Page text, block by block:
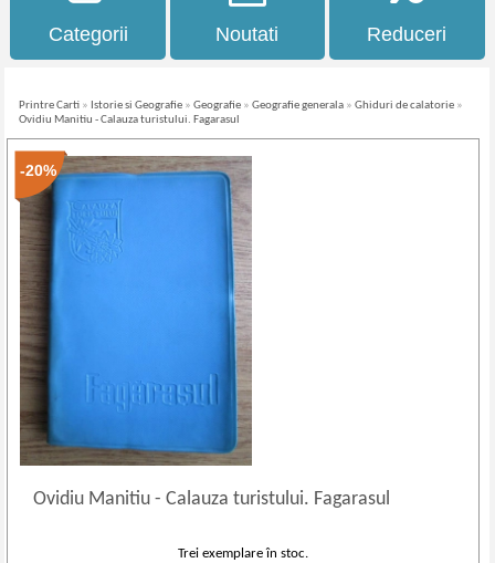
Categorii Noutati Reduceri
Printre Carti » Istorie si Geografie »Geografie »Geografie generala »Ghiduri de calatorie »
Ovidiu Manitiu - Calauza turistului. Fagarasul
-20%
Ovidiu Manitiu- Calauza turistului. Fagarasul
Trei exemplare în stoc.